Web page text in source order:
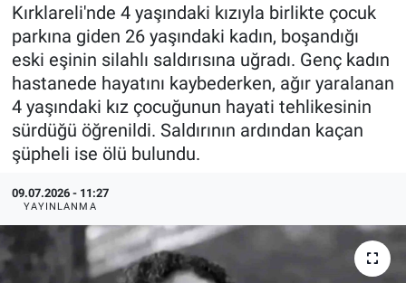
Kırklareli'nde 4 yaşındaki kızıyla birlikte çocuk
parkına giden 26 yaşındaki kadın, boşandığı
eski eşinin silahlı saldırısına uğradı. Genç kadın
hastanede hayatını kaybederken, ağır yaralanan
4 yaşındaki kız çocuğunun hayati tehlikesinin
sürdüğü öğrenildi. Saldırının ardından kaçan
şüpheli ise ölü bulundu.
09.07.2026 - 11:27
YAYINLANMA
Son Dakika Haberleri
Haber Arşivi